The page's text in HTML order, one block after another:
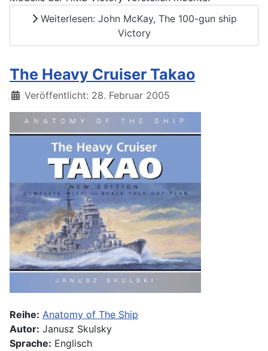
Weiterlesen: John McKay, The 100-gun ship
Victory
The Heavy Cruiser Takao
Details
Veröffentlicht: 28. Februar 2005
Reihe: Anatomy of The Ship
Autor: Janusz Skulsky
Sprache: Englisch